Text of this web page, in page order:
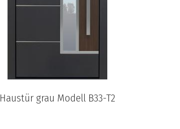
Haustür grau Modell B33-T2